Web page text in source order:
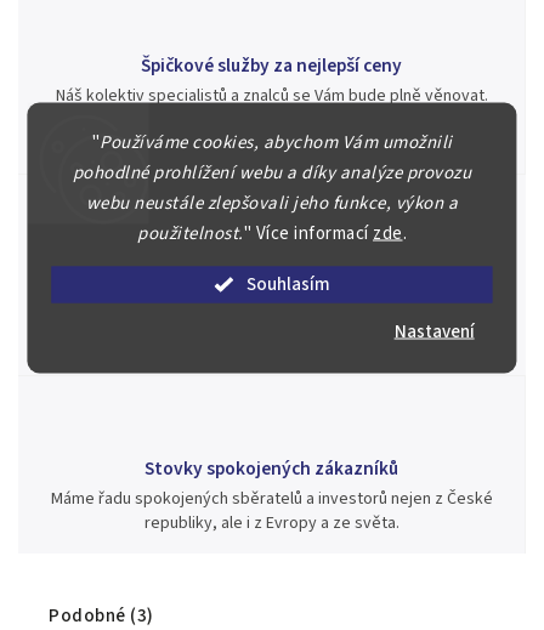
"Používáme cookies, abychom Vám umožnili
pohodlné prohlížení webu a díky analýze provozu
webu neustále zlepšovali jeho funkce, výkon a
použitelnost." Více informacízde.
Souhlasím
Nastavení
Špičkové služby za nejlepší ceny
Náš kolektiv specialistů a znalců se Vám bude plně věnovat.
aukci nebo Vám poradíme kam investovat.
Jsme zde pro Vás nepřetržitě již od roku 2000
Během té doby jsme v našich aukcích prodali významné sbírky i
jednotlivé kusy unikátních mincí, bankovek, řádů a vyznamenání
Stovky spokojených zákazníků
Máme řadu spokojených sběratelů a investorů nejen z České
republiky, ale i z Evropy a ze světa.
Podobné (3)